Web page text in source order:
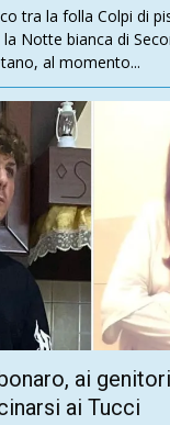
tra la folla Colpi di
Notte bianca di
al momento...
ai
ai Tucci